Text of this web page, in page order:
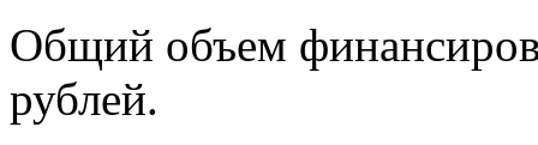
Общий объем
рублей.